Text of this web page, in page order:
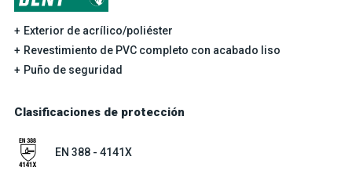
Exterior de acrílico/poliéster
Revestimiento de PVC completo con acabado liso
Puño de seguridad
Clasificaciones de protección
EN 388 - 4141X